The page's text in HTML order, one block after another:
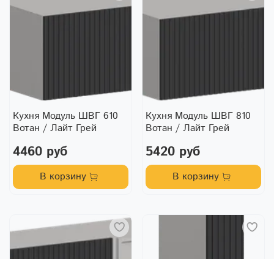
Кухня Модуль ШВГ 610
Вотан / Лайт Грей
4460 руб
В корзину
Кухня Модуль ШВГ 810
Вотан / Лайт Грей
5420 руб
В корзину